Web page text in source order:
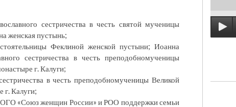
сестричества в честь святой мученицы
женская пустынь;
Феклиной женской пустыни; Иоанна
сестричества в честь преподобномученицы
г. Калуги;
в честь преподобномученицы Великой
г. Калуги;
«Союз женщин России» и РОО поддержки семьи